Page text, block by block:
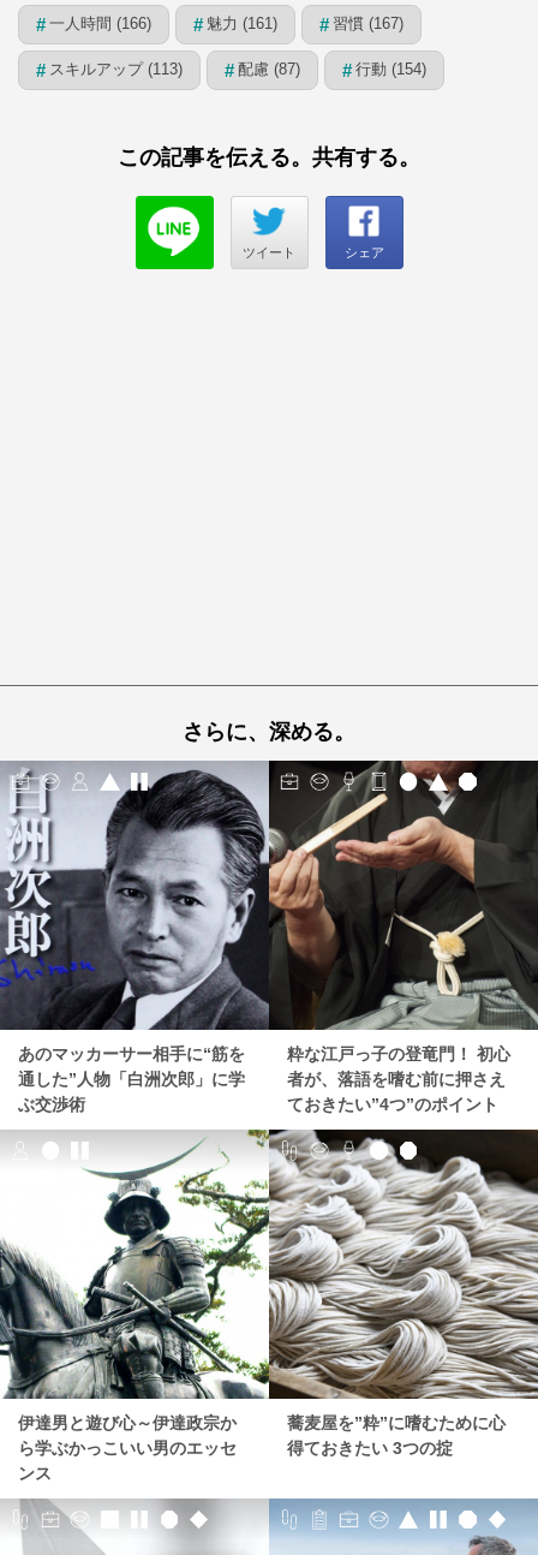
# 一人時間 (166) # 魅力 (161) # 習慣 (167)
# スキルアップ (113) # 配慮 (87) # 行動 (154)
この記事を伝える。共有する。
ツイート シェア
さらに、深める。
あのマッカーサー相手に“筋を
通した”人物「白洲次郎」に学
ぶ交渉術
粋な江戸っ子の登竜門！ 初心
者が、落語を嗜む前に押さえ
ておきたい”4つ”のポイント
伊達男と遊び心～伊達政宗か
ら学ぶかっこいい男のエッセ
ンス
蕎麦屋を”粋”に嗜むために心
得ておきたい 3つの掟